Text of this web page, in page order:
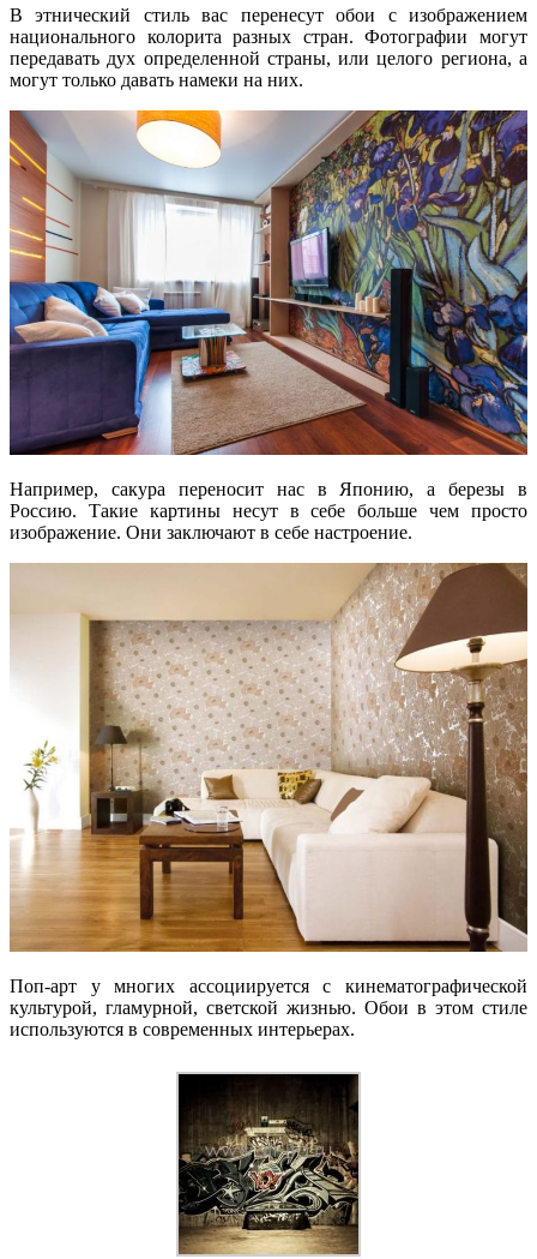
В этнический стиль вас перенесут обои с изображением
национального колорита разных стран. Фотографии могут
передавать дух определенной страны, или целого региона, а
могут только давать намеки на них.
Например, сакура переносит нас в Японию, а березы в
Россию. Такие картины несут в себе больше чем просто
изображение. Они заключают в себе настроение.
Поп-арт у многих ассоциируется с кинематографической
культурой, гламурной, светской жизнью. Обои в этом стиле
используются в современных интерьерах.